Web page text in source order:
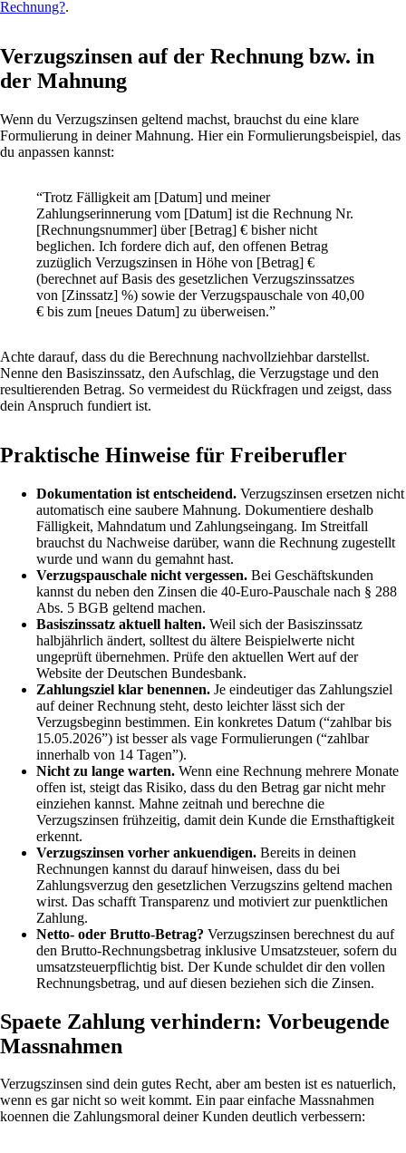
Rechnung?.
Verzugszinsen auf der Rechnung bzw. in
der Mahnung
Wenn du Verzugszinsen geltend machst, brauchst du eine klare
Formulierung in deiner Mahnung. Hier ein Formulierungsbeispiel, das
du anpassen kannst:
“Trotz Fälligkeit am [Datum] und meiner
Zahlungserinnerung vom [Datum] ist die Rechnung Nr.
[Rechnungsnummer] über [Betrag] € bisher nicht
beglichen. Ich fordere dich auf, den offenen Betrag
zuzüglich Verzugszinsen in Höhe von [Betrag] €
(berechnet auf Basis des gesetzlichen Verzugszinssatzes
von [Zinssatz] %) sowie der Verzugspauschale von 40,00
€ bis zum [neues Datum] zu überweisen.”
Achte darauf, dass du die Berechnung nachvollziehbar darstellst.
Nenne den Basiszinssatz, den Aufschlag, die Verzugstage und den
resultierenden Betrag. So vermeidest du Rückfragen und zeigst, dass
dein Anspruch fundiert ist.
Praktische Hinweise für Freiberufler
Dokumentation ist entscheidend. Verzugszinsen ersetzen nicht
automatisch eine saubere Mahnung. Dokumentiere deshalb
Fälligkeit, Mahndatum und Zahlungseingang. Im Streitfall
brauchst du Nachweise darüber, wann die Rechnung zugestellt
wurde und wann du gemahnt hast.
Verzugspauschale nicht vergessen. Bei Geschäftskunden
kannst du neben den Zinsen die 40-Euro-Pauschale nach § 288
Abs. 5 BGB geltend machen.
Basiszinssatz aktuell halten. Weil sich der Basiszinssatz
halbjährlich ändert, solltest du ältere Beispielwerte nicht
ungeprüft übernehmen. Prüfe den aktuellen Wert auf der
Website der Deutschen Bundesbank.
Zahlungsziel klar benennen. Je eindeutiger das Zahlungsziel
auf deiner Rechnung steht, desto leichter lässt sich der
Verzugsbeginn bestimmen. Ein konkretes Datum (“zahlbar bis
15.05.2026”) ist besser als vage Formulierungen (“zahlbar
innerhalb von 14 Tagen”).
Nicht zu lange warten. Wenn eine Rechnung mehrere Monate
offen ist, steigt das Risiko, dass du den Betrag gar nicht mehr
einziehen kannst. Mahne zeitnah und berechne die
Verzugszinsen frühzeitig, damit dein Kunde die Ernsthaftigkeit
erkennt.
Verzugszinsen vorher ankuendigen. Bereits in deinen
Rechnungen kannst du darauf hinweisen, dass du bei
Zahlungsverzug den gesetzlichen Verzugszins geltend machen
wirst. Das schafft Transparenz und motiviert zur puenktlichen
Zahlung.
Netto- oder Brutto-Betrag? Verzugszinsen berechnest du auf
den Brutto-Rechnungsbetrag inklusive Umsatzsteuer, sofern du
umsatzsteuerpflichtig bist. Der Kunde schuldet dir den vollen
Rechnungsbetrag, und auf diesen beziehen sich die Zinsen.
Spaete Zahlung verhindern: Vorbeugende
Massnahmen
Verzugszinsen sind dein gutes Recht, aber am besten ist es natuerlich,
wenn es gar nicht so weit kommt. Ein paar einfache Massnahmen
koennen die Zahlungsmoral deiner Kunden deutlich verbessern: